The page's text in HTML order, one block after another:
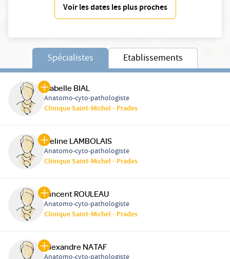
Voir les dates les plus proches
Spécialistes Etablissements
Isabelle BIAL
Anatomo-cyto-pathologiste
Clinique Saint-Michel - Prades
Celine LAMBOLAIS
Anatomo-cyto-pathologiste
Clinique Saint-Michel - Prades
Vincent ROULEAU
Anatomo-cyto-pathologiste
Clinique Saint-Michel - Prades
Alexandre NATAF